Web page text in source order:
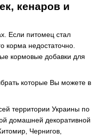
кенаров и
Если питомец стал
корма недостаточно.
кормовые добавки для
которые Вы можете в
территории Украины по
домашней декоративной
Чернигов,